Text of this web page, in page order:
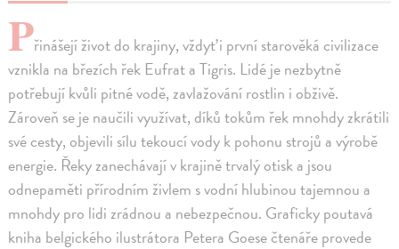
Přinášejí život do krajiny, vždyť i první starověká civilizace
vznikla na březích řek Eufrat a Tigris. Lidé je nezbytně
potřebují kvůli pitné vodě, zavlažování rostlin i obživě.
Zároveň se je naučili využívat, díků tokům řek mnohdy zkrátili
své cesty, objevili sílu tekoucí vody k pohonu strojů a výrobě
energie. Řeky zanechávají v krajině trvalý otisk a jsou
odnepaměti přírodním živlem s vodní hlubinou tajemnou a
mnohdy pro lidi zrádnou a nebezpečnou. Graficky poutavá
kniha belgického ilustrátora Petera Goese čtenáře provede